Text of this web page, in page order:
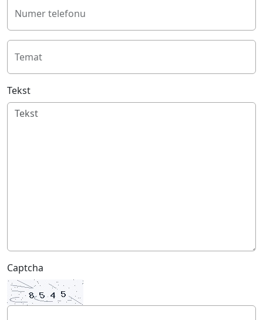
Numer telefonu
Temat
Tekst
Captcha